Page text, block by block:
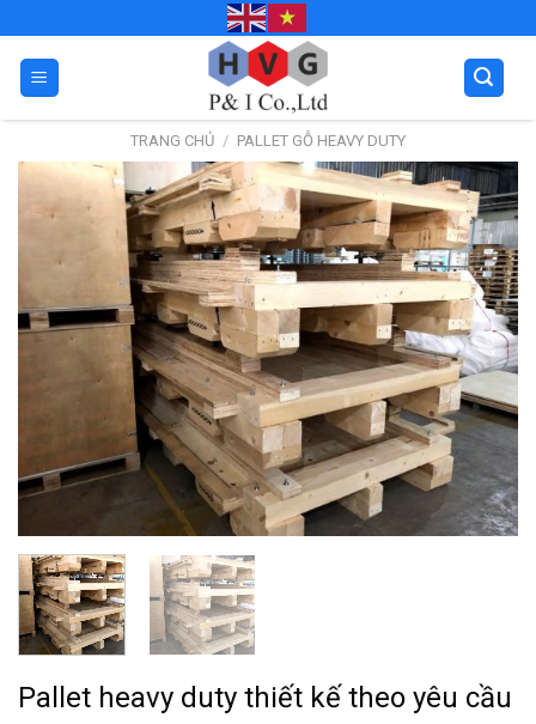
to
content
TRANG CHỦ / PALLET GỖ HEAVY DUTY
Pallet heavy duty thiết kế theo yêu cầu